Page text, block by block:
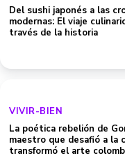
Del sushi japonés a las
modernas: El viaje
través de la historia
VIVIR-BIEN
La poética rebelión de
maestro que desafió a la
transformó el arte